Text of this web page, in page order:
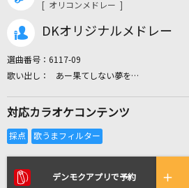
リアルタイムで歌われて
[ オリコンメドレー ]
DKオリジナルメドレー
選曲番号： 6117-09
あー果てしない夢を…
対応カラオケコンテンツ
デンモクアプリで予約